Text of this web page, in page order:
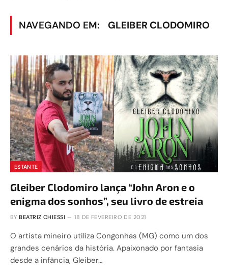
NAVEGANDO EM: GLEIBER CLODOMIRO
ESTANTE
Gleiber Clodomiro lança “John Aron e o
enigma dos sonhos”, seu livro de estreia
BY BEATRIZ CHIESSI 18 DE FEVEREIRO DE 2021
O artista mineiro utiliza Congonhas (MG) como um dos
grandes cenários da história. Apaixonado por fantasia
desde a infância, Gleiber…